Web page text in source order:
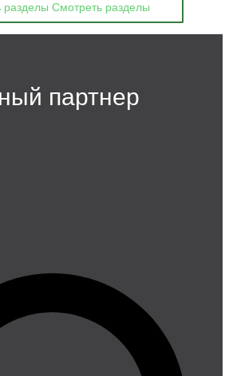
разделы Смотреть разделы
партнер